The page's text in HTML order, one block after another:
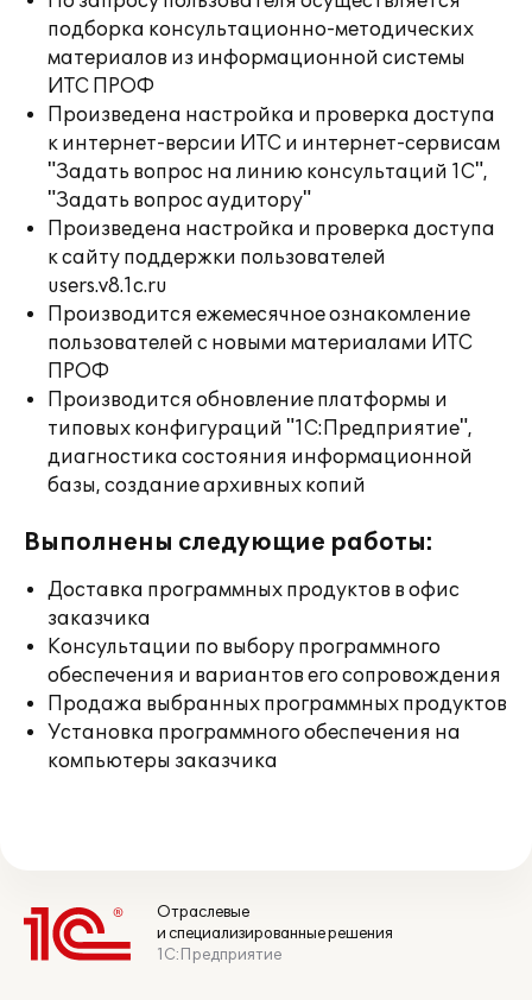
подборка консультационно-методических
материалов из информационной системы
ИТС ПРОФ
Произведена настройка и проверка доступа
к интернет-версии ИТС и интернет-сервисам
"Задать вопрос на линию консультаций 1С",
"Задать вопрос аудитору"
Произведена настройка и проверка доступа
к сайту поддержки пользователей
users.v8.1c.ru
Производится ежемесячное ознакомление
пользователей с новыми материалами ИТС
ПРОФ
Производится обновление платформы и
типовых конфигураций "1С:Предприятие",
диагностика состояния информационной
базы, создание архивных копий
Выполнены следующие работы:
Доставка программных продуктов в офис
заказчика
Консультации по выбору программного
обеспечения и вариантов его сопровождения
Продажа выбранных программных продуктов
Установка программного обеспечения на
компьютеры заказчика
Отраслевые
и специализированные решения
1С:Предприятие